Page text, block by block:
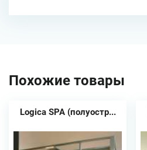
Похожие товары
Logica SPA (полуостр...